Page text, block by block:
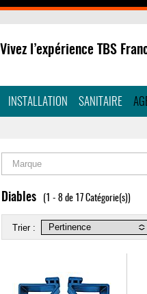
Vivez l’expérience TBS
INSTALLATION SANITAIRE
Marque
Diables (1 - 8 de 17 Catégorie(s))
Trier :